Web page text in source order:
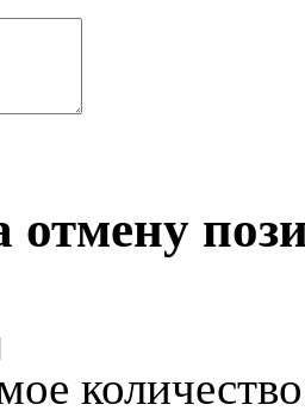
отмену
количество